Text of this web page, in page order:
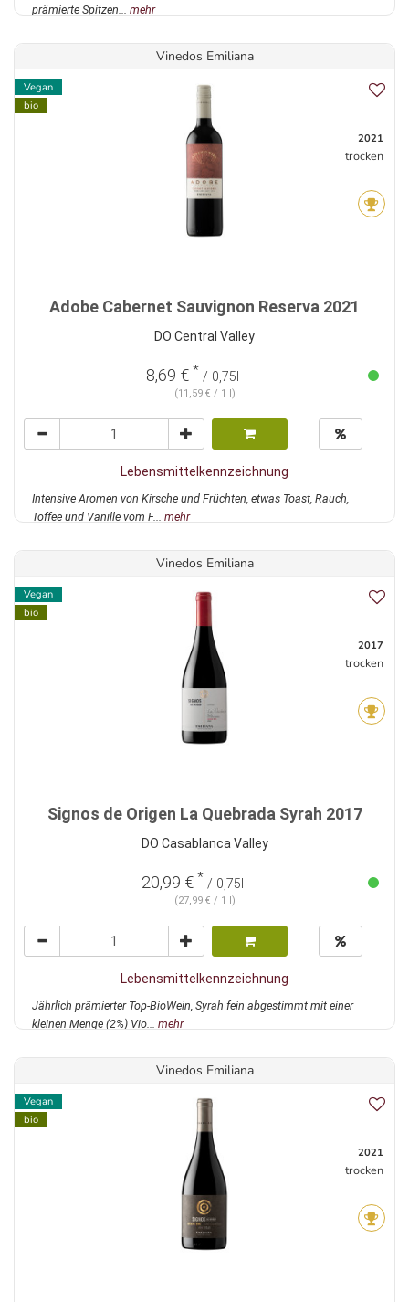
prämierte Spitzen... mehr
Vinedos Emiliana
Vegan
bio
2021
trocken
Adobe Cabernet Sauvignon Reserva 2021
DO Central Valley
8,69 € * / 0,75l
(11,59 € / 1 l)
Lebensmittelkennzeichnung
Intensive Aromen von Kirsche und Früchten, etwas Toast, Rauch,
Toffee und Vanille vom F... mehr
Vinedos Emiliana
Vegan
bio
2017
trocken
Signos de Origen La Quebrada Syrah 2017
DO Casablanca Valley
20,99 € * / 0,75l
(27,99 € / 1 l)
Lebensmittelkennzeichnung
Jährlich prämierter Top-BioWein, Syrah fein abgestimmt mit einer
kleinen Menge (2%) Vio... mehr
Vinedos Emiliana
Vegan
bio
2021
trocken